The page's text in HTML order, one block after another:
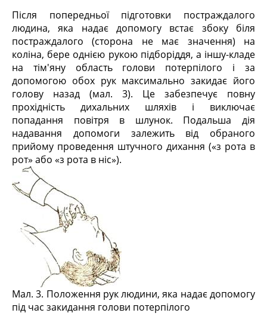
Після попередньої підготовки постраждалого
людина, яка надає допомогу встає збоку біля
постраждалого (сторона не має значення) на
коліна, бере однією рукою підборіддя, а іншу-кладе
на тім'яну область голови потерпілого і за
допомогою обох рук максимально закидає його
голову назад (мал. 3). Це забезпечує повну
прохідність дихальних шляхів і виключає
попадання повітря в шлунок. Подальша дія
надавання допомоги залежить від обраного
прийому проведення штучного дихання («з рота в
рот» або «з рота в ніс»).
Мал. 3. Положення рук людини, яка надає допомогу
під час закидання голови потерпілого